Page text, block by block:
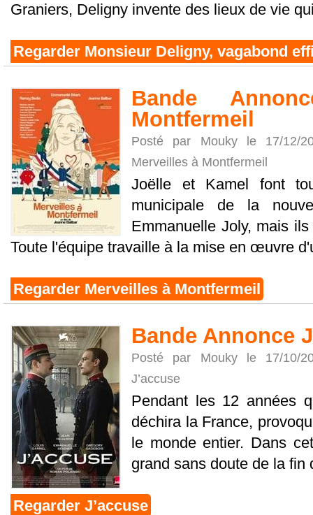
Graniers, Deligny invente des lieux de vie
Regarder Monsieur Deligny, vagabond
Bande
Montfermeil
Posté par Mouky le 17/12/
Merveilles à Montfermeil
Joëlle et Kamel font
municipale de la
Emmanuelle Joly, mais
Toute l'équipe travaille à la mise en œuvre
Regarder Merveilles à Montfermeil
Bande Annonce
Posté par Mouky le 17/10/
J’accuse
Pendant les 12 années
déchira la France,
le monde entier. Dans
grand sans doute de la
Regarder J’accuse